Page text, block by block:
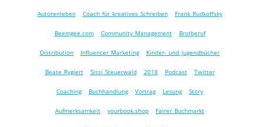
Autorenleben Coach für kreatives Schreiben Frank Rudkoffsky
Beemgee.com Community Management Brotberuf
Distribution Influencer Marketing Kinder- und Jugendbücher
Beate Rygiert Sissi Steuerwald 2018 Podcast Twitter
Coaching Buchhandlung Vortrag Lesung Story
Aufmerksamkeit yourbook.shop Fairer Buchmarkt